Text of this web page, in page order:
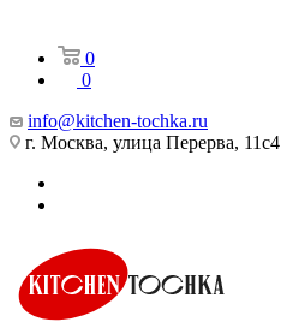
0
0
info@kitchen-tochka.ru
г. Москва, улица Перерва, 11с4